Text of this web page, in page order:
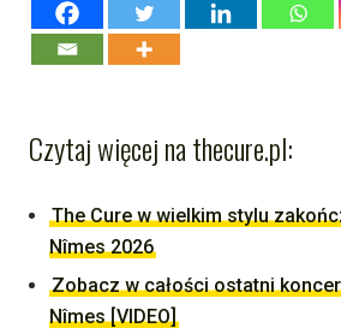
Czytaj więcej na thecure.pl:
The Cure w wielkim stylu
Nîmes 2026
Zobacz w całości ostatni
Nîmes [VIDEO]